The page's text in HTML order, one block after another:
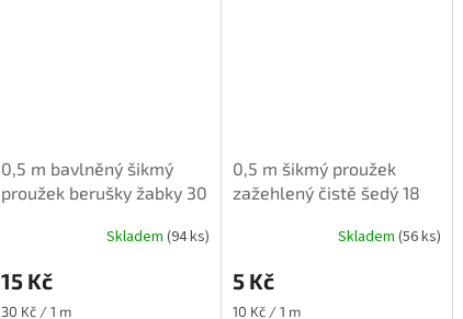
0,5 m bavlněný šikmý
proužek berušky žabky 30
Skladem (94 ks)
15 Kč
Měrná
30 Kč / 1 m
0,5 m šikmý proužek
zažehlený čistě šedý 18
Skladem (56 ks)
5 Kč
Měrná
10 Kč / 1 m